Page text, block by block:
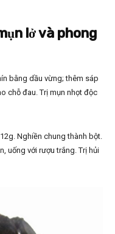
lở và phong
bằng dầu vừng; thêm sáp
chỗ đau. Trị mụn nhọt độc
Nghiền chung thành bột.
uống với rượu trắng. Trị hủi